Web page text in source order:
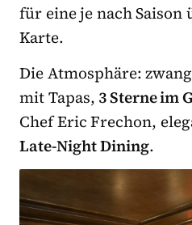
für eine je nach
Karte.
Die Atmosphäre:
mit Tapas, 3 Sterne im
Chef Eric Frechon,
Late-Night Dining.